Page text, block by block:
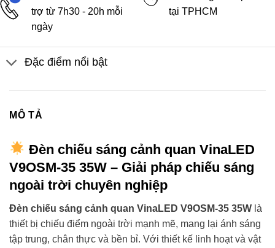
trợ từ 7h30 - 20h mỗi
ngày
tại TPHCM
Đặc điểm nổi bật
MÔ TẢ
Đèn chiếu sáng cảnh quan VinaLED
V9OSM-35 35W – Giải pháp chiếu sáng
ngoài trời chuyên nghiệp
Đèn chiếu sáng cảnh quan VinaLED V9OSM-35 35W là
thiết bị chiếu điểm ngoài trời mạnh mẽ, mang lại ánh sáng
tập trung, chân thực và bền bỉ. Với thiết kế linh hoạt và vật